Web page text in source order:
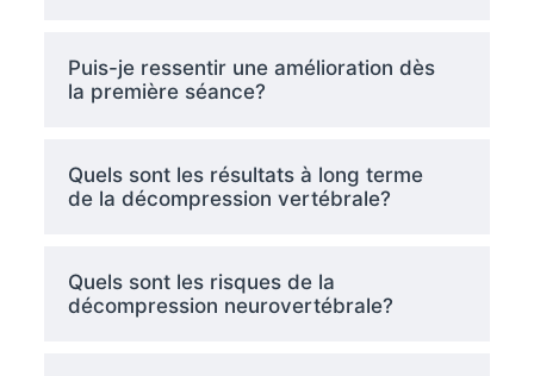
Puis-je ressentir une amélioration dès
la première séance?
Quels sont les résultats à long terme
de la décompression vertébrale?
Quels sont les risques de la
décompression neurovertébrale?